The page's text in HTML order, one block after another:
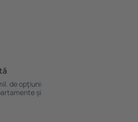
de opţiuni:
și